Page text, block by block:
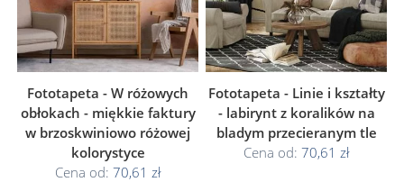
Fototapeta - W różowych
obłokach - miękkie faktury
w brzoskwiniowo różowej
kolorystyce
Cena od: 70,61 zł
Fototapeta - Linie i kształty
- labirynt z koralików na
bladym przecieranym tle
Cena od: 70,61 zł